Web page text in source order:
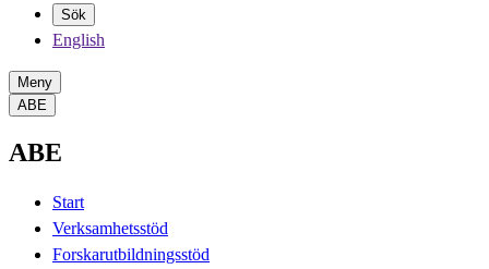
Sök
English
Meny
ABE
ABE
Start
Verksamhetsstöd
Forskarutbildningsstöd